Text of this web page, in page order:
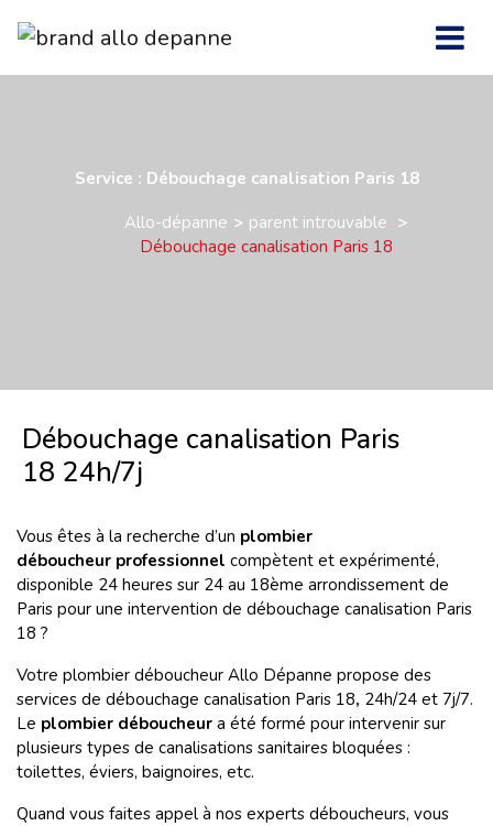
Service : Débouchage canalisation Paris 18
Allo-dépanne
parent introuvable
Débouchage canalisation Paris 18
Débouchage canalisation Paris
18 24h/7j
Vous êtes à la recherche d’un plombier
déboucheur professionnel compètent et expérimenté,
disponible 24 heures sur 24 au 18ème arrondissement de
Paris pour une intervention de débouchage canalisation Paris
18 ?
Votre plombier déboucheur Allo Dépanne propose des
services de débouchage canalisation Paris 18, 24h/24 et 7j/7.
Le plombier déboucheur a été formé pour intervenir sur
plusieurs types de canalisations sanitaires bloquées :
toilettes, éviers, baignoires, etc.
Quand vous faites appel à nos experts déboucheurs, vous